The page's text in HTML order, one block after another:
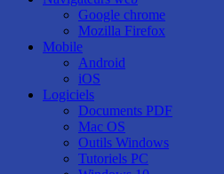
Google chrome
Mozilla Firefox
Mobile
Android
iOS
Logiciels
Documents PDF
Mac OS
Outils Windows
Tutoriels PC